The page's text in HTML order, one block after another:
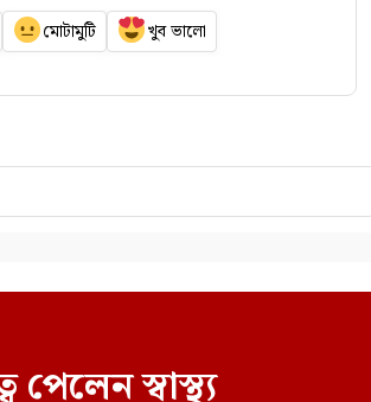
মোটামুটি খুব ভালো
পেলেন স্বাস্থ্য